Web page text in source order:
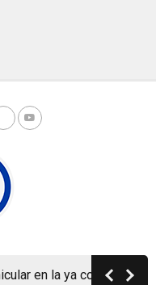
en la ya colapsada
2024